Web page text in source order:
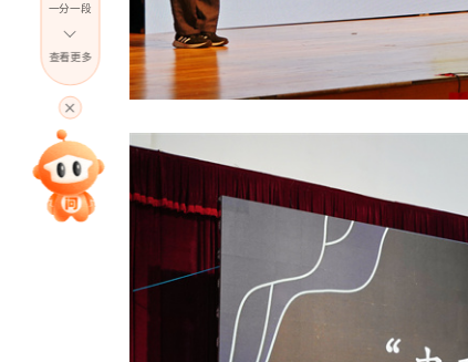
一分一段
高考直播
专家指导课
查看更多